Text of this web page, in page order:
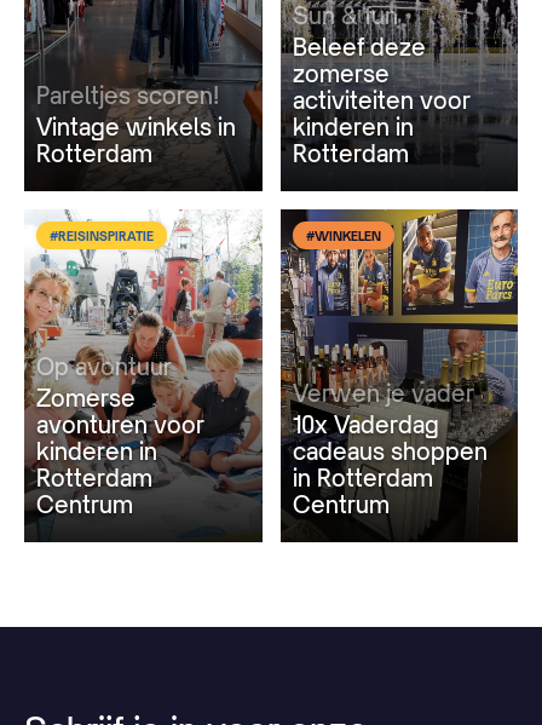
Pareltjes scoren!
Vintage winkels in
Rotterdam
Sun & fun
Beleef deze
zomerse
activiteiten voor
kinderen in
Rotterdam
#REISINSPIRATIE
Op avontuur
Zomerse
avonturen voor
kinderen in
Rotterdam
Centrum
#WINKELEN
Verwen je vader
10x Vaderdag
cadeaus shoppen
in Rotterdam
Centrum